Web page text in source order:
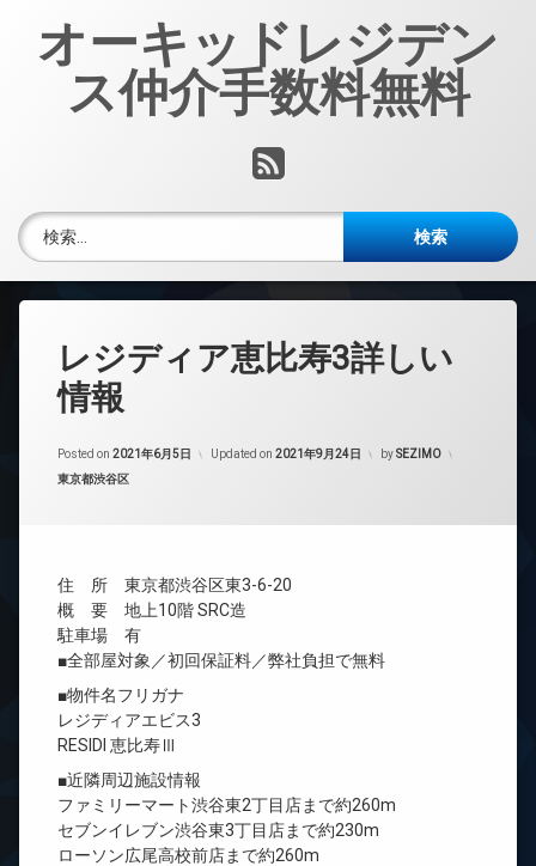
オーキッドレジデン
ス仲介手数料無料
RSS
検索:
レジディア恵比寿3詳しい
情報
Posted on 2021年6月5日 Updated on 2021年9月24日 bySEZIMO
カテゴリー:
東京都渋谷区
住 所 東京都渋谷区東3-6-20
概 要 地上10階 SRC造
駐車場 有
■全部屋対象／初回保証料／弊社負担で無料
■物件名フリガナ
レジディアエビス3
RESIDI 恵比寿Ⅲ
■近隣周辺施設情報
ファミリーマート渋谷東2丁目店まで約260m
セブンイレブン渋谷東3丁目店まで約230m
ローソン広尾高校前店まで約260m